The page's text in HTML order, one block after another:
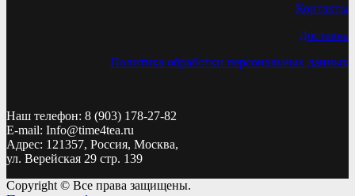
Контакты
Доставка
Политика обработки персональных данных
Наш телефон: 8 (903) 178-27-82
E-mail: Info@time4tea.ru
Адрес: 121357, Россия, Москва,
ул. Верейская 29 стр. 139
Copyright © Все права защищены.